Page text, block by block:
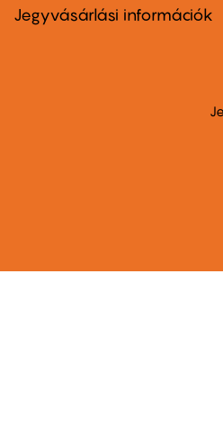
second
Jegyvásárlási információk